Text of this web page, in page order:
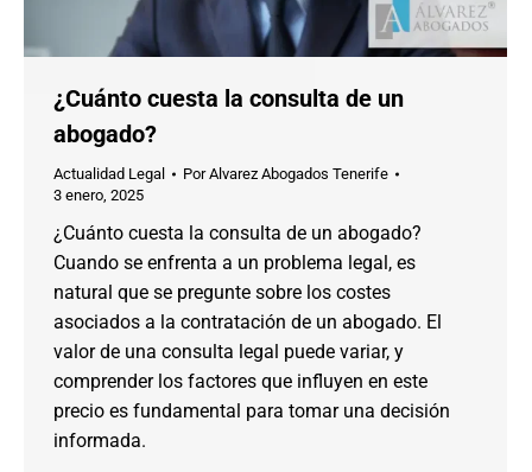
¿Cuánto cuesta la consulta de un
abogado?
Actualidad Legal PorAlvarez Abogados Tenerife
3 enero, 2025
¿Cuánto cuesta la consulta de un abogado?
Cuando se enfrenta a un problema legal, es
natural que se pregunte sobre los costes
asociados a la contratación de un abogado. El
valor de una consulta legal puede variar, y
comprender los factores que influyen en este
precio es fundamental para tomar una decisión
informada.